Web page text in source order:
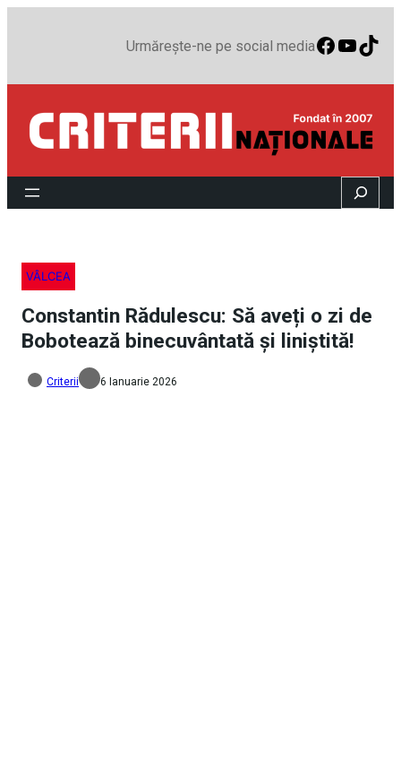
Urmărește-ne pe social media
Search
VÂLCEA
Constantin Rădulescu: Să aveți o zi de
Bobotează binecuvântată și liniștită!
Criterii 6 Ianuarie 2026